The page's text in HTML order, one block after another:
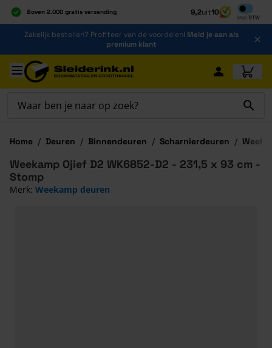
Boven 2.000 gratis verzending
Al 40 jaar dé specialist
Alles onder één dak
9,2uit10
Incl BTW
Inclusief
Ga naar de inhoud
Zakelijk bestellen? Profiteer van de voordelen! Meld je aan als
premium klant
Ga naar hoofdinhoud
Home / Deuren / Binnendeuren / Scharnierdeuren /
Weekamp Ojief D2 WK6852-D2 - 231,5 x 93 cm -
Stomp
Merk: Weekamp deuren